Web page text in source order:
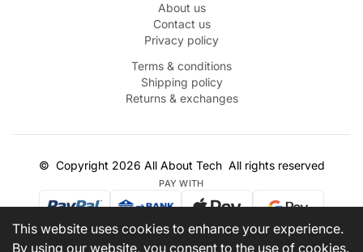
This website uses cookies to enhance your experience.
By using our website, you consent to the use of cookies.
About us
Contact us
Privacy policy
Terms & conditions
Shipping policy
Returns & exchanges
© Copyright 2026 All About Tech All rights reserved
PAY WITH
SHIPPING PARTNERS